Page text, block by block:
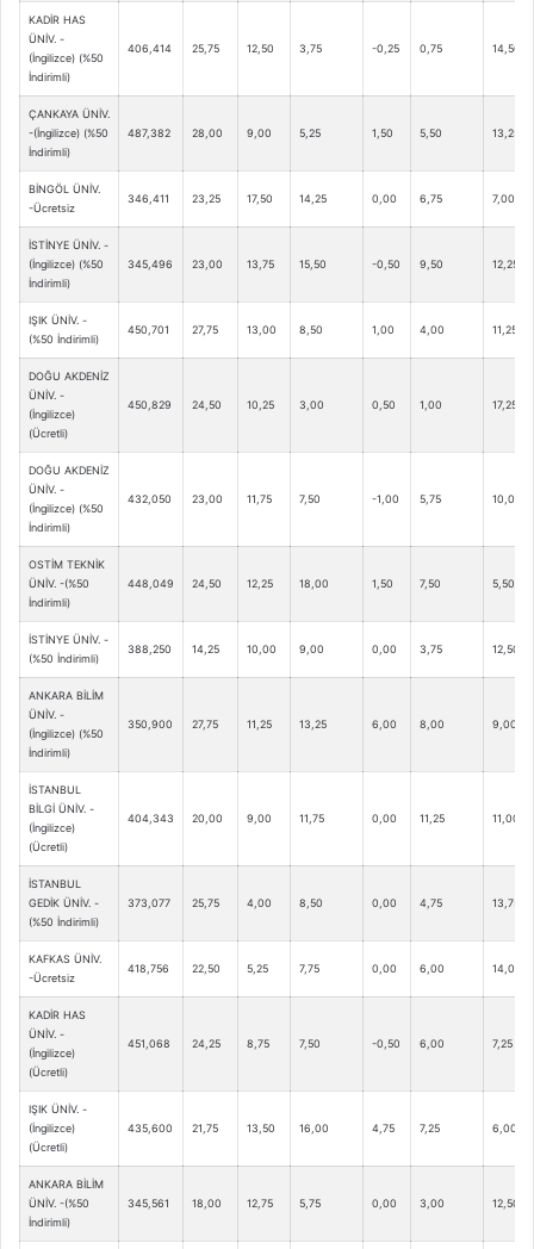
KADİR HAS
ÜNİV. -
(İngilizce) (%50
İndirimli)
406,414 25,75 12,50 3,75 -0,25 0,75 14,50
ÇANKAYA ÜNİV.
-(İngilizce) (%50
İndirimli)
487,382 28,00 9,00 5,25 1,50 5,50 13,25
BİNGÖL ÜNİV.
-Ücretsiz
346,411 23,25 17,50 14,25 0,00 6,75 7,00
İSTİNYE ÜNİV. -
(İngilizce) (%50
İndirimli)
345,496 23,00 13,75 15,50 -0,50 9,50 12,25
IŞIK ÜNİV. -
(%50 İndirimli)
450,701 27,75 13,00 8,50 1,00 4,00 11,25
DOĞU AKDENİZ
ÜNİV. -
(İngilizce)
(Ücretli)
450,829 24,50 10,25 3,00 0,50 1,00 17,25
DOĞU AKDENİZ
ÜNİV. -
(İngilizce) (%50
İndirimli)
432,050 23,00 11,75 7,50 -1,00 5,75 10,00
OSTİM TEKNİK
ÜNİV. -(%50
İndirimli)
448,049 24,50 12,25 18,00 1,50 7,50 5,50
İSTİNYE ÜNİV. -
(%50 İndirimli)
388,250 14,25 10,00 9,00 0,00 3,75 12,50
ANKARA BİLİM
ÜNİV. -
(İngilizce) (%50
İndirimli)
350,900 27,75 11,25 13,25 6,00 8,00 9,00
İSTANBUL
BİLGİ ÜNİV. -
(İngilizce)
(Ücretli)
404,343 20,00 9,00 11,75 0,00 11,25 11,00
İSTANBUL
GEDİK ÜNİV. -
(%50 İndirimli)
373,077 25,75 4,00 8,50 0,00 4,75 13,75
KAFKAS ÜNİV.
-Ücretsiz
418,756 22,50 5,25 7,75 0,00 6,00 14,00
KADİR HAS
ÜNİV. -
(İngilizce)
(Ücretli)
451,068 24,25 8,75 7,50 -0,50 6,00 7,25
IŞIK ÜNİV. -
(İngilizce)
(Ücretli)
435,600 21,75 13,50 16,00 4,75 7,25 6,00
ANKARA BİLİM
ÜNİV. -(%50
İndirimli)
345,561 18,00 12,75 5,75 0,00 3,00 12,50